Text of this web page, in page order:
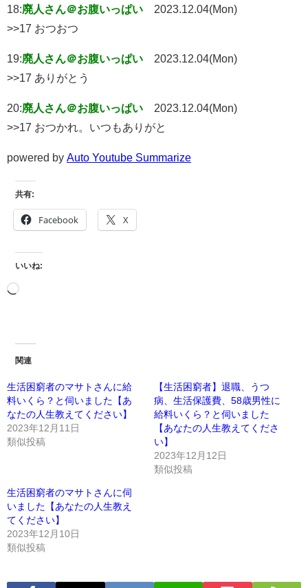
18:廃人さん＠お腹いっぱい
2023.12.04(Mon)
>>17 おつおつ
19:廃人さん＠お腹いっぱい
2023.12.04(Mon)
>>17 ありがとう
20:廃人さん＠お腹いっぱい
2023.12.04(Mon)
>>17 おつかれ。いつもありがと
powered by Auto Youtube Summarize
共有:
Facebook X
いいね:
関連
生活困窮者のマサトさんに給
料いくら？と伺いました【あ
なたの人生教えてください】
2023年12月11日
類似投稿
【生活困窮者】退職、うつ
病、生活保護費、58歳男性に
給料いくら？と伺いました
【あなたの人生教えてくださ
い】
2023年12月12日
類似投稿
生活困窮者のマサトさんに伺
いました【あなたの人生教え
てください】
2023年12月10日
類似投稿